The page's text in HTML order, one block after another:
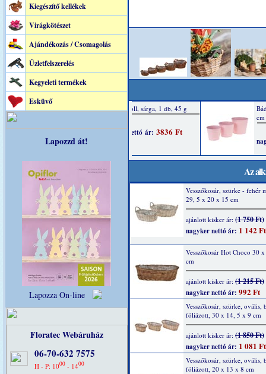
Kiegészítő kellékek
Virágkötészet
Ajándékozás / Csomagolás
Üzletfelszerelés
Kegyeleti termékek
Esküvő
Lapozzd át!
Lapozza On-line
Floratec Webáruház
06-70-632 7575
H - P: 1000- 1400
Az
Vesszőkosár, szürke - fehér
29, 5 x 20 x 15 cm
ajánlott kisker ár: (1 750 Ft)
nagyker nettó ár: 1 142 Ft
Vesszőkosár Hot Choco 30
cm
ajánlott kisker ár: (1 215 Ft)
nagyker nettó ár: 992 Ft
Vesszőkosár, szürke, ovális,
fóliázott, 30 x 14, 5 x 9 cm
ajánlott kisker ár: (1 850 Ft)
nagyker nettó ár: 1 081 Ft
Vesszőkosár, szürke, ovális,
fóliázott, 20 x 13 x 8 cm